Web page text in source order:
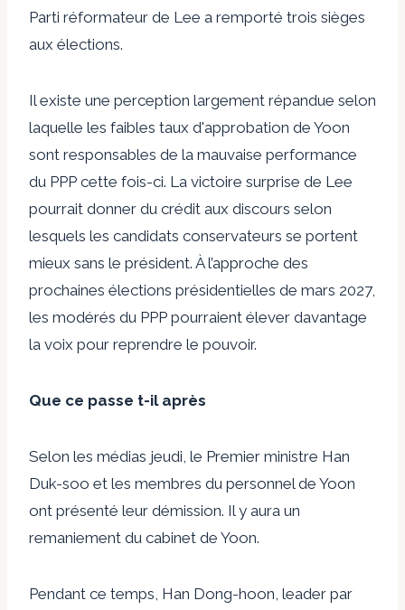
Parti réformateur de Lee a remporté trois sièges
aux élections.
Il existe une perception largement répandue selon
laquelle les faibles taux d'approbation de Yoon
sont responsables de la mauvaise performance
du PPP cette fois-ci. La victoire surprise de Lee
pourrait donner du crédit aux discours selon
lesquels les candidats conservateurs se portent
mieux sans le président. À l’approche des
prochaines élections présidentielles de mars 2027,
les modérés du PPP pourraient élever davantage
la voix pour reprendre le pouvoir.
Que ce passe t-il après
Selon les médias jeudi, le Premier ministre Han
Duk-soo et les membres du personnel de Yoon
ont présenté leur démission. Il y aura un
remaniement du cabinet de Yoon.
Pendant ce temps, Han Dong-hoon, leader par